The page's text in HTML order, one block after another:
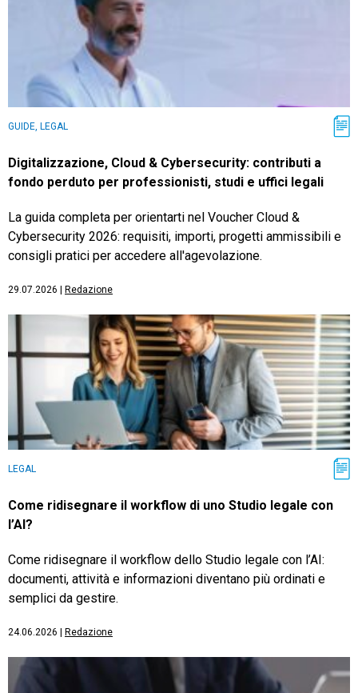
GUIDE, LEGAL
Digitalizzazione, Cloud & Cybersecurity: contributi a
fondo perduto per professionisti, studi e uffici legali
La guida completa per orientarti nel Voucher Cloud &
Cybersecurity 2026: requisiti, importi, progetti ammissibili e
consigli pratici per accedere all'agevolazione.
29.07.2026 Redazione
LEGAL
Come ridisegnare il workflow di uno Studio legale con
l’AI?
Come ridisegnare il workflow dello Studio legale con l’AI:
documenti, attività e informazioni diventano più ordinati e
semplici da gestire.
24.06.2026 Redazione